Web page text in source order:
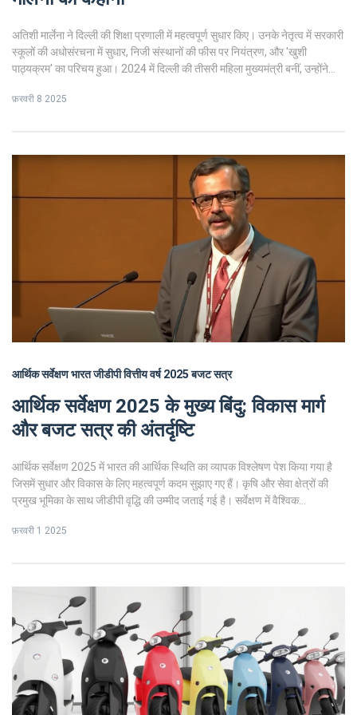
अतिशी मार्लेना ने दिल्ली की शिक्षा प्रणाली में महत्वपूर्ण सुधार किए। उनके नेतृत्व में सरकारी
स्कूलों की अधोसंरचना में सुधार, निजी संस्थानों की फीस पर नियंत्रण, और 'खुशी
पाठ्यक्रम' का परिचय हुआ। 2024 में दिल्ली की तीसरी महिला मुख्यमंत्री बनीं, उन्होंने
फ़रवरी 8 2025
आर्थिक सर्वेक्षणभारत जीडीपीवित्तीय वर्ष 2025बजट सत्र
आर्थिक सर्वेक्षण 2025 के मुख्य बिंदु: विकास मार्ग
और बजट सत्र की अंतर्दृष्टि
आर्थिक सर्वेक्षण 2025 में भारत की आर्थिक स्थिति का व्यापक विश्लेषण पेश किया गया है
जिसमें सुधार और विकास के लिए महत्वपूर्ण कदम सुझाए गए हैं। कृषि और सेवा क्षेत्रों की
प्रमुख भूमिका के साथ जीडीपी वृद्धि की उम्मीद जताई गई है। सर्वेक्षण में वैश्विक
गई है।
फ़रवरी 1 2025